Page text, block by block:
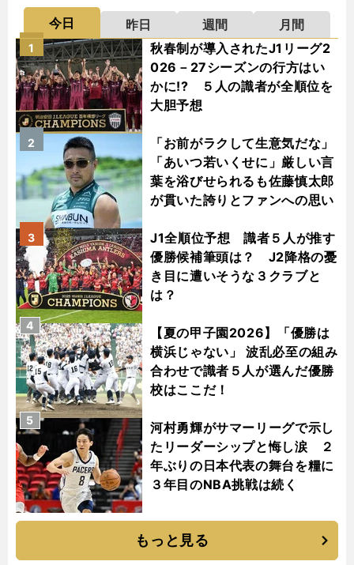
今日 昨日 週間
月間
秋春制が導入されたJ1リーグ2
026－27シーズンの行方はい
かに!? ５人の識者が全順位を
大胆予想
1
「お前がラクして生意気だな」
「あいつ若いくせに」厳しい言
葉を浴びせられるも佐藤慎太郎
が貫いた誇りとファンへの思い
2
J1全順位予想 識者５人が推す
優勝候補筆頭は？ J2降格の憂
き目に遭いそうな３クラブと
は？
3
【夏の甲子園2026】「優勝は
横浜じゃない」 波乱必至の組み
合わせで識者５人が選んだ優勝
校はここだ！
4
河村勇輝がサマーリーグで示し
たリーダーシップと悔し涙 ２
年ぶりの日本代表の舞台を糧に
３年目のNBA挑戦は続く
5
もっと見る